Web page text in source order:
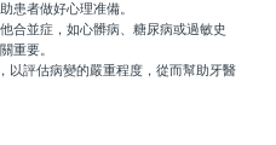
患者做好心理准備。
並症，如心髒病、糖尿病或過敏史
重要。
評估病變的嚴重程度，從而幫助牙醫